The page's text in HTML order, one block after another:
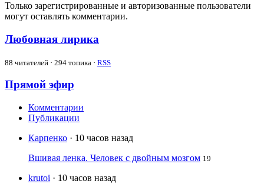
Только зарегистрированные и авторизованные пользователи
могут оставлять комментарии.
Любовная лирика
88 читателей · 294 топика · RSS
Прямой эфир
Комментарии
Публикации
Карпенко · 10 часов назад
Вшивая ленка. Человек с двойным мозгом 19
krutoi · 10 часов назад